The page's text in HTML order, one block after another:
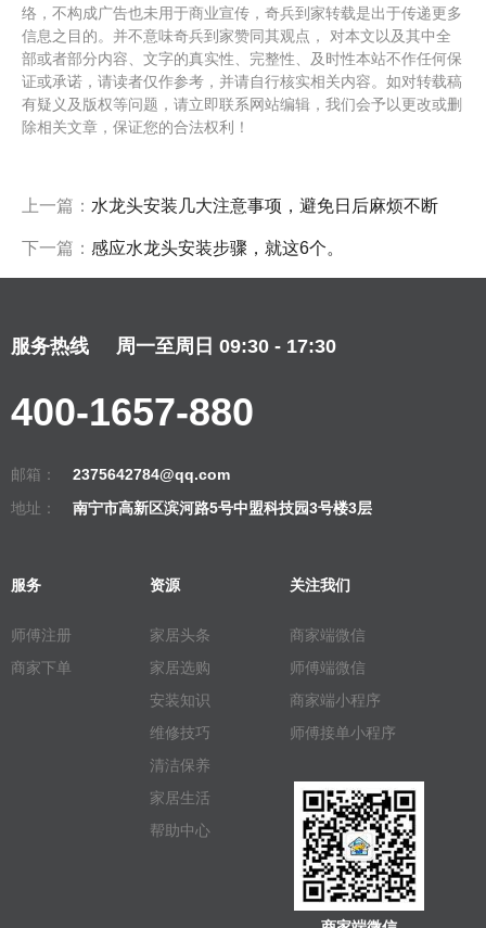
络，不构成广告也未用于商业宣传，奇兵到家转载是出于传递更多
信息之目的。并不意味奇兵到家赞同其观点， 对本文以及其中全
部或者部分内容、文字的真实性、完整性、及时性本站不作任何保
证或承诺，请读者仅作参考，并请自行核实相关内容。如对转载稿
有疑义及版权等问题，请立即联系网站编辑，我们会予以更改或删
除相关文章，保证您的合法权利！
上一篇： 水龙头安装几大注意事项，避免日后麻烦不断
下一篇： 感应水龙头安装步骤，就这6个。
服务热线 周一至周日 09:30 - 17:30
400-1657-880
邮箱：
2375642784@qq.com
地址：
南宁市高新区滨河路5号中盟科技园3号楼3层
服务
师傅注册
商家下单
资源
家居头条
家居选购
安装知识
维修技巧
清洁保养
家居生活
帮助中心
关注我们
商家端微信
师傅端微信
商家端小程序
师傅接单小程序